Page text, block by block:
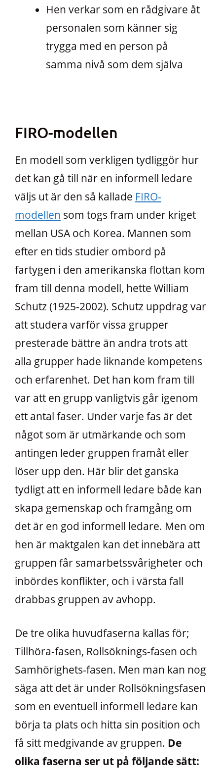
Hen verkar som en rådgivare åt
personalen som känner sig
trygga med en person på
samma nivå som dem själva
FIRO-modellen
En modell som verkligen tydliggör hur
det kan gå till när en informell ledare
väljs ut är den så kallade FIRO-
modellen som togs fram under kriget
mellan USA och Korea. Mannen som
efter en tids studier ombord på
fartygen i den amerikanska flottan kom
fram till denna modell, hette William
Schutz (1925-2002). Schutz uppdrag var
att studera varför vissa grupper
presterade bättre än andra trots att
alla grupper hade liknande kompetens
och erfarenhet. Det han kom fram till
var att en grupp vanligtvis går igenom
ett antal faser. Under varje fas är det
något som är utmärkande och som
antingen leder gruppen framåt eller
löser upp den. Här blir det ganska
tydligt att en informell ledare både kan
skapa gemenskap och framgång om
det är en god informell ledare. Men om
hen är maktgalen kan det innebära att
gruppen får samarbetssvårigheter och
inbördes konflikter, och i värsta fall
drabbas gruppen av avhopp.
De tre olika huvudfaserna kallas för;
Tillhöra-fasen, Rollsöknings-fasen och
Samhörighets-fasen. Men man kan nog
säga att det är under Rollsökningsfasen
som en eventuell informell ledare kan
börja ta plats och hitta sin position och
få sitt medgivande av gruppen. De
olika faserna ser ut på följande sätt: